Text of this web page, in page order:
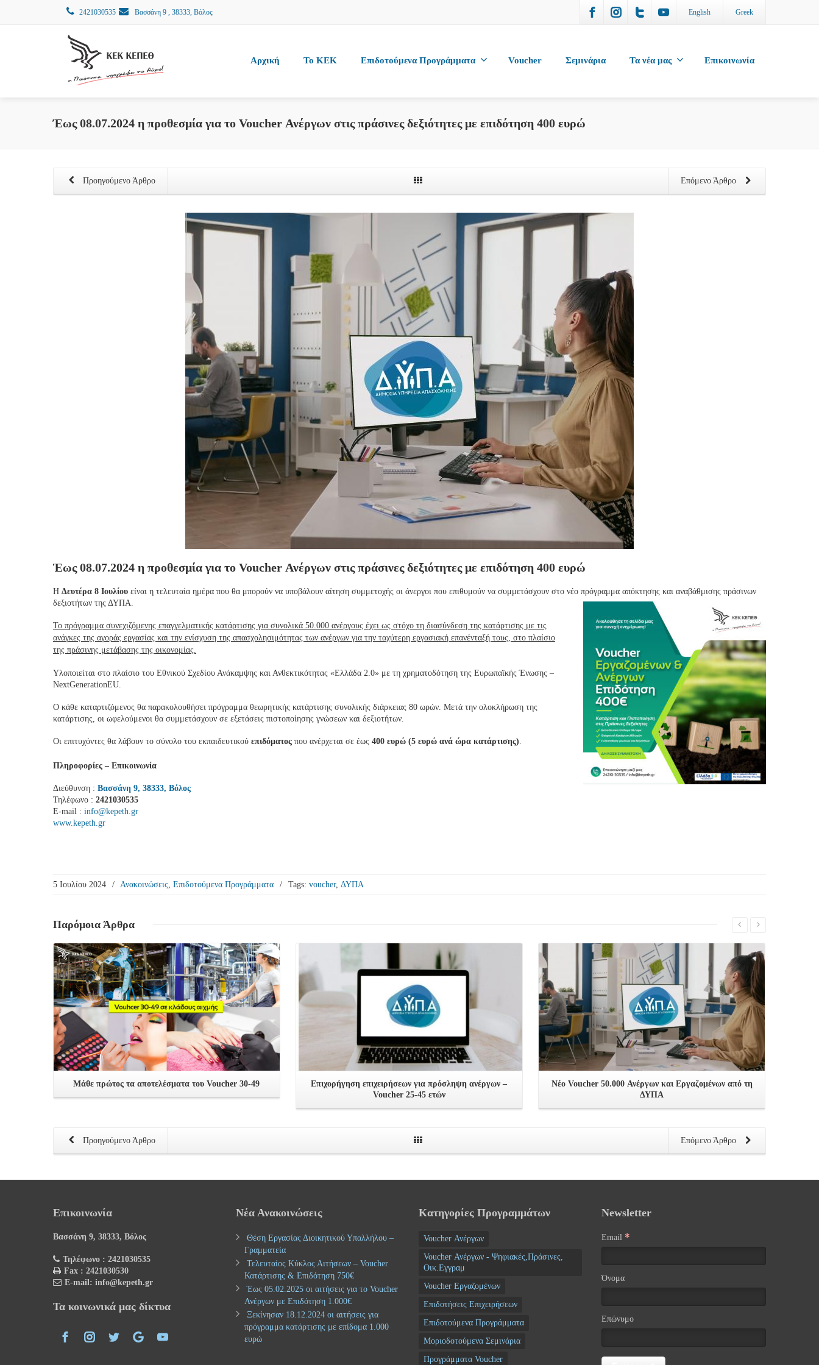
2421030535 Βασσάνη 9 , 38333, Βόλος English Greek
Αρχική To KEK Επιδοτούμενα Προγράμματα Voucher Σεμινάρια Τα νέα μας Επικοινωνία
Έως 08.07.2024 η προθεσμία για το Voucher Ανέργων στις πράσινες δεξιότητες με επιδότηση 400 ευρώ
Επόμενο Άρθρο
Προηγούμενο Άρθρο
Έως 08.07.2024 η προθεσμία για το Voucher Ανέργων στις πράσινες δεξιότητες με επιδότηση 400 ευρώ
Η Δευτέρα 8 Ιουλίου είναι η τελευταία ημέρα που θα μπορούν να υποβάλουν αίτηση συμμετοχής οι άνεργοι που επιθυμούν να συμμετάσχουν στο νέο πρόγραμμα απόκτησης και αναβάθμισης πράσινων
δεξιοτήτων της ΔΥΠΑ.
Το πρόγραμμα συνεχιζόμενης επαγγελματικής κατάρτισης για συνολικά 50.000 ανέργους έχει ως στόχο τη διασύνδεση της κατάρτισης με τις
ανάγκες της αγοράς εργασίας και την ενίσχυση της απασχολησιμότητας των ανέργων για την ταχύτερη εργασιακή επανένταξή τους, στο πλαίσιο
της πράσινης μετάβασης της οικονομίας.
Υλοποιείται στο πλαίσιο του Εθνικού Σχεδίου Ανάκαμψης και Ανθεκτικότητας «Ελλάδα 2.0» με τη χρηματοδότηση της Ευρωπαϊκής Ένωσης –
NextGenerationEU.
Ο κάθε καταρτιζόμενος θα παρακολουθήσει πρόγραμμα θεωρητικής κατάρτισης συνολικής διάρκειας 80 ωρών. Μετά την ολοκλήρωση της
κατάρτισης, οι ωφελούμενοι θα συμμετάσχουν σε εξετάσεις πιστοποίησης γνώσεων και δεξιοτήτων.
Οι επιτυχόντες θα λάβουν το σύνολο του εκπαιδευτικού επιδόματος που ανέρχεται σε έως 400 ευρώ (5 ευρώ ανά ώρα κατάρτισης).
Πληροφορίες – Επικοινωνία
Διεύθυνση : Βασσάνη 9, 38333, Βόλος
Τηλέφωνο : 2421030535
E-mail : info@kepeth.gr
www.kepeth.gr
5 Ιουλίου 2024 / Ανακοινώσεις, Επιδοτούμενα Προγράμματα / Tags: voucher, ΔΥΠΑ
Παρόμοια Άρθρα
Μάθε πρώτος τα αποτελέσματα του Voucher 30-49
Επιχορήγηση επιχειρήσεων για πρόσληψη ανέργων –
Voucher 25-45 ετών
Νέο Voucher 50.000 Ανέργων και Εργαζομένων από τη
ΔΥΠΑ
Επόμενο Άρθρο
Προηγούμενο Άρθρο
Επικοινωνία
Βασσάνη 9, 38333, Βόλος
Τηλέφωνο : 2421030535
Fax : 2421030530
E-mail: info@kepeth.gr
Τα κοινωνικά μας δίκτυα
Νέα Ανακοινώσεις
Θέση Εργασίας Διοικητικού Υπαλλήλου –
Γραμματεία
Τελευταίος Κύκλος Αιτήσεων – Voucher
Κατάρτισης & Επιδότηση 750€
Έως 05.02.2025 οι αιτήσεις για το Voucher
Ανέργων με Επιδότηση 1.000€
Ξεκίνησαν 18.12.2024 οι αιτήσεις για
πρόγραμμα κατάρτισης με επίδομα 1.000
ευρώ
Κατηγορίες Προγραμμάτων
Voucher Ανέργων
Voucher Ανέργων - Ψηφιακές,Πράσινες,
Οικ.Εγγραμ
Voucher Εργαζομένων
Επιδοτήσεις Επιχειρήσεων
Επιδοτούμενα Προγράμματα
Μοριοδοτούμενα Σεμινάρια
Προγράμματα Voucher
Newsletter
Email *
Όνομα
Επώνυμο